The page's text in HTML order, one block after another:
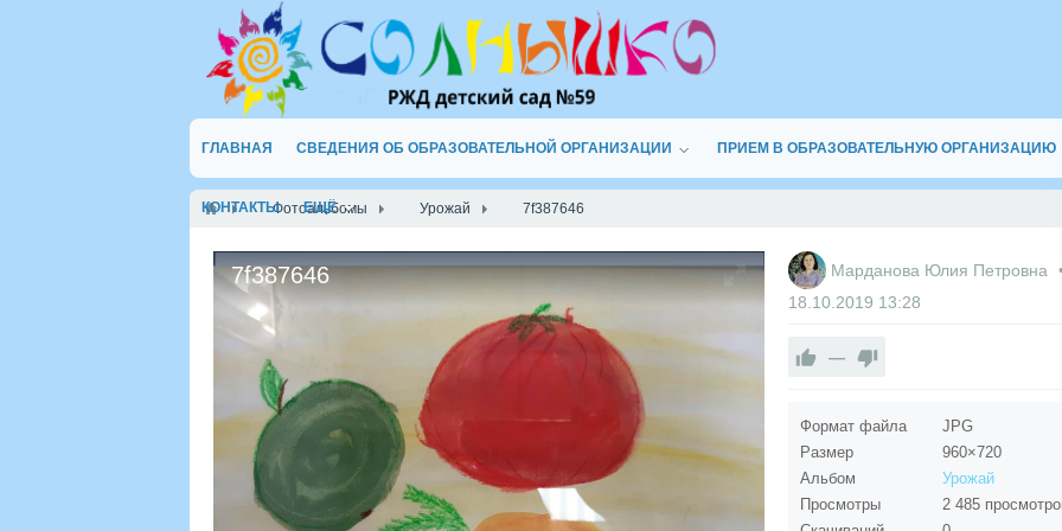
ГЛАВНАЯ СВЕДЕНИЯ ОБ ОБРАЗОВАТЕЛЬНОЙ ОРГАНИЗАЦИИ ПРИЕМ В ОБРАЗОВАТЕЛЬНУЮ ОРГАНИЗАЦИЮ
КОНТАКТЫ ЕЩЁ
Фотоальбомы Урожай 7f387646
7f387646
Марданова Юлия Петровна
18.10.2019 13:28
—
Формат файла
JPG
Размер
960×720
Альбом
Урожай
Просмотры
2 485